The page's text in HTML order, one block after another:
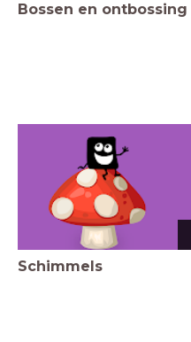
Bossen en ontbossing
Schimmels